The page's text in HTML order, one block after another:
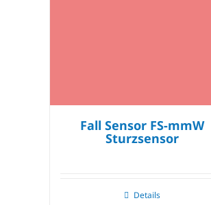
Fall Sensor FS-mmW
Sturzsensor
Details